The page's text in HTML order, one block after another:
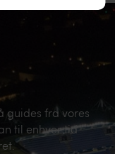
guides fra vores
til enhver tid